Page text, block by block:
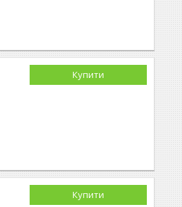
Купити
Купити